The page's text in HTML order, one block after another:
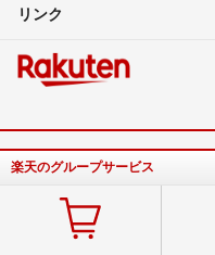
リンク
楽天のグループサービス